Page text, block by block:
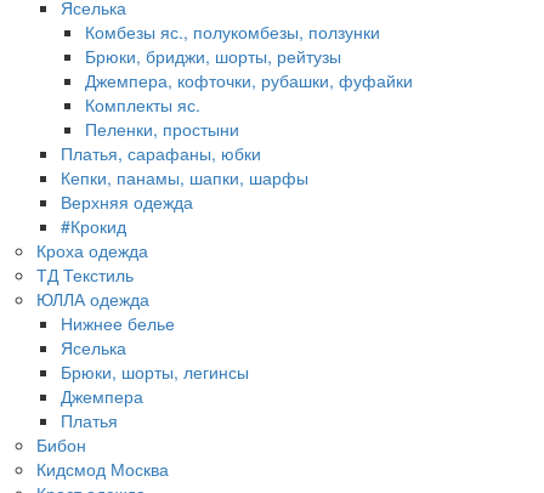
Яселька
Комбезы яс., полукомбезы, ползунки
Брюки, бриджи, шорты, рейтузы
Джемпера, кофточки, рубашки, фуфайки
Комплекты яс.
Пеленки, простыни
Платья, сарафаны, юбки
Кепки, панамы, шапки, шарфы
Верхняя одежда
#Крокид
Кроха одежда
ТД Текстиль
ЮЛЛА одежда
Нижнее белье
Яселька
Брюки, шорты, легинсы
Джемпера
Платья
Бибон
Кидсмод Москва